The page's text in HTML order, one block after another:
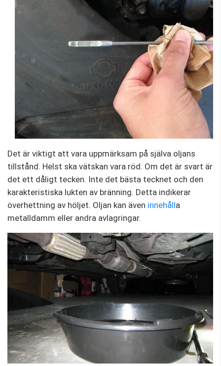
Det är viktigt att vara uppmärksam på själva oljans
tillstånd. Helst ska vätskan vara röd. Om det är svart är
det ett dåligt tecken. Inte det bästa tecknet och den
karakteristiska lukten av bränning. Detta indikerar
överhettning av höljet. Oljan kan även innehålla
metalldamm eller andra avlagringar.